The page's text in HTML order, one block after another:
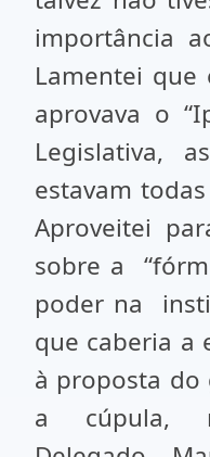
importância
Lamentei
aprovava o
Legislativa,
estavam
Aproveitei
sobre a
poder na
que caberia a
à proposta do
a cúpula,